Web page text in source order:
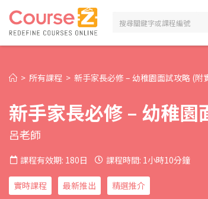
> 所有課程 > 新手家長必修 – 幼稚園面試攻略 (附
新手家長必修 – 幼稚
呂老師
課程有效期: 180日 課程時間: 1小時10分鐘
實時課程 最新推出 精選推介